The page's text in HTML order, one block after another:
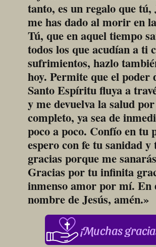
tanto, es un regalo que tú,
me has dado al morir en
Tú, que en aquel tiempo
todos los que acudían a ti
sufrimientos, hazlo
hoy. Permite que el poder
Santo Espíritu fluya a
y me devuelva la salud por
completo, ya sea de
poco a poco. Confío en tu
espero con fe tu sanidad y
gracias porque me
Gracias por tu infinita
inmenso amor por mí. En
nombre de Jesús, amén.»
¡Muchas